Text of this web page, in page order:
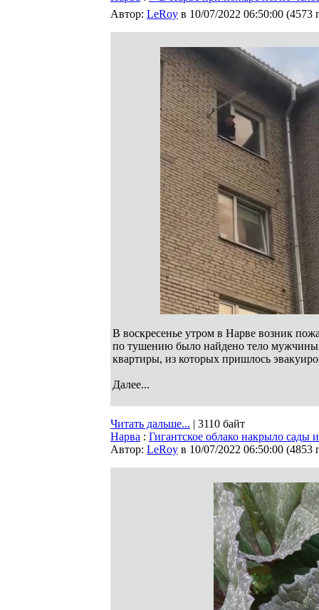
Автор: LeRoy в 10/07/2022 06:50:00 (4573
В воскресенье утром в Нарве возник
по тушению было найдено тело
квартиры, из которых пришлось
Далее...
Читать дальше... | 3110 байт
Нарва : Гигантское облако накрыло сады
Автор: LeRoy в 10/07/2022 06:50:00 (4853